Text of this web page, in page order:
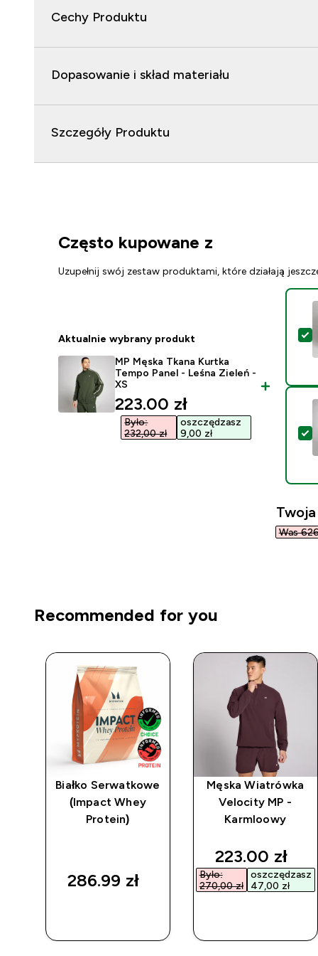
Cechy Produktu
Dopasowanie i skład materiału
Szczegóły Produktu
Często kupowane z
Uzupełnij swój zestaw produktami, które działają
Aktualnie wybrany produkt
MP Męska Tkana Kurtka
Tempo Panel - Leśna Zieleń -
XS
discounted price
223.00 zł‎
Było:
232,00 zł‎
oszczędzasz
9,00 zł‎
Was
Recommended for you
Białko Serwatkowe
(Impact Whey
Protein)
286.99 zł‎
Męska Wiatrówka
Velocity MP -
Karmloowy
discounted
223.00 zł‎
Było:
270,00 zł‎
oszczędzasz
47,00 zł‎